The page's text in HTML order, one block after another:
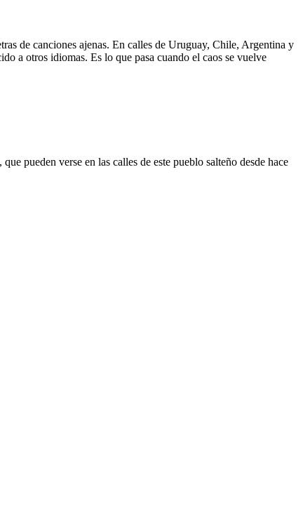
de canciones ajenas. En calles de Uruguay, Chile, Argentina y
a otros idiomas. Es lo que pasa cuando el caos se vuelve
pueden verse en las calles de este pueblo salteño desde hace